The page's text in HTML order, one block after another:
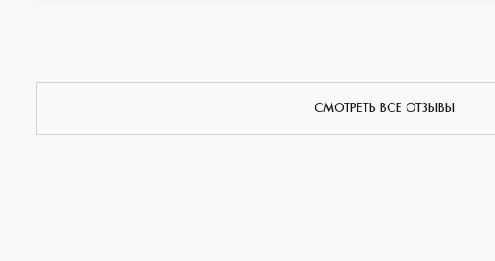
СМОТРЕТЬ ВСЕ ОТЗЫВЫ